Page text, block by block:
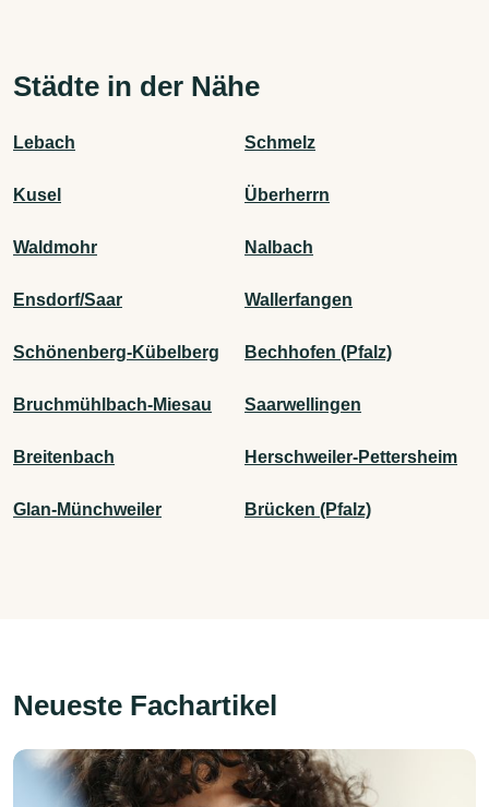
Städte in der Nähe
Lebach Schmelz
Kusel Überherrn
Waldmohr Nalbach
Ensdorf/Saar Wallerfangen
Schönenberg-Kübelberg Bechhofen (Pfalz)
Bruchmühlbach-Miesau Saarwellingen
Breitenbach Herschweiler-Pettersheim
Glan-Münchweiler Brücken (Pfalz)
Neueste Fachartikel